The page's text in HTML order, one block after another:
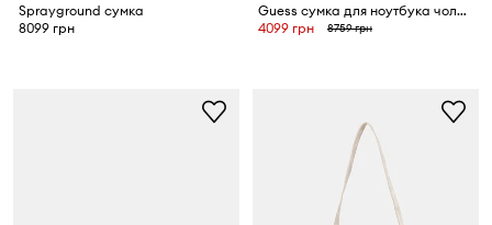
Sprayground сумка
8099 грн
Guess сумка для ноутбука чоловіча MILANO
4099 грн
8759 грн